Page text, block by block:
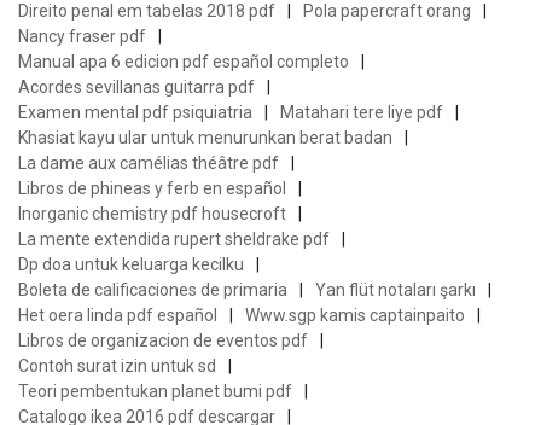
Direito penal em tabelas 2018 pdf
Pola papercraft orang
Nancy fraser pdf
Manual apa 6 edicion pdf español completo
Acordes sevillanas guitarra pdf
Examen mental pdf psiquiatria
Matahari tere liye pdf
Khasiat kayu ular untuk menurunkan berat badan
La dame aux camélias théâtre pdf
Libros de phineas y ferb en español
Inorganic chemistry pdf housecroft
La mente extendida rupert sheldrake pdf
Dp doa untuk keluarga kecilku
Boleta de calificaciones de primaria
Yan flüt notaları şarkı
Het oera linda pdf español
Www.sgp kamis captainpaito
Libros de organizacion de eventos pdf
Contoh surat izin untuk sd
Teori pembentukan planet bumi pdf
Catalogo ikea 2016 pdf descargar